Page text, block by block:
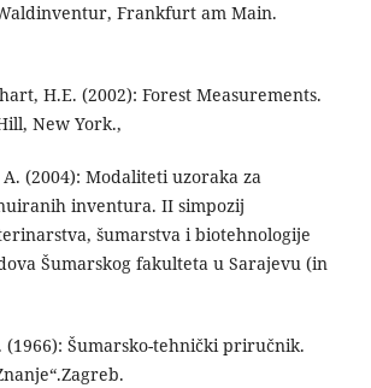
Frankfurt am Main.
H.E. (2002): Forest Measurements.
New York.,
A. (2004): Modaliteti uzoraka za
inventura. II simpozij
šumarstva i biotehnologije
Šumarskog fakulteta u Sarajevu (in
(1966): Šumarsko-tehnički priručnik.